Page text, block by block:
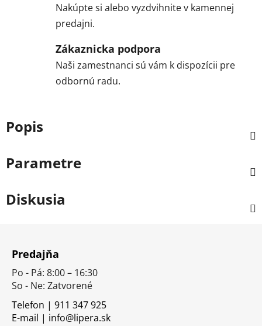
Nakúpte si alebo vyzdvihnite v kamennej
predajni.
Zákaznicka podpora
Naši zamestnanci sú vám k dispozícii pre
odbornú radu.
Popis
Parametre
Diskusia
Predajňa
Po - Pá: 8:00 – 16:30
So - Ne: Zatvorené
Telefon | 911 347 925
E-mail | info@lipera.sk